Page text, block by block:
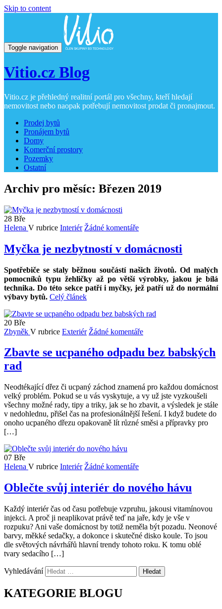
Skip to content
Toggle navigation
Vitio.cz Blog
Vitio.cz je přehledný realitní portál pro všechny, kteří hledají
nemovitost nebo naopak potřebují nemovitost prodat či pronajmout.
Prodej bytů
Pronájem bytů
Domy
Komerční prostory
Pozemky
Ostatní
Archiv pro měsíc: Březen 2019
28 Bře
Helena V rubrice Interiér Žádné komentáře
Myčka je nezbytností v domácnosti
Spotřebiče se staly běžnou součástí našich životů. Od malých
pomocníků typu žehličky až po větší výrobky, jakou je bílá
technika. Do této sekce patří i myčky, jež patří už do normální
výbavy bytů. Celý článek
20 Bře
Zbyněk V rubrice Exteriér Žádné komentáře
Zbavte se ucpaného odpadu bez babských
rad
Neodtékající dřez či ucpaný záchod znamená pro každou domácnost
velký problém. Pokud se u vás vyskytuje, a vy už jste vyzkoušeli
všechny možné rady, tipy a triky, jak se ho zbavit, a výsledek je stále
v nedohlednu, přišel čas na profesionálnější řešení. I když budete do
onoho ucpaného dřezu opakovaně lít různé směsi a přípravky pro
[…]
07 Bře
Helena V rubrice Interiér Žádné komentáře
Oblečte svůj interiér do nového hávu
Každý interiér čas od času potřebuje vzpruhu, jakousi vitamínovou
injekci. A proč ji neaplikovat právě teď na jaře, kdy je vše v
rozpuku? Ani vaše domácnost by totiž neměla být pozadu. Neonové
barvy, měkké sedačky, a dokonce i skutečné disko koule. To jsou
dle světových návrhářů hlavní trendy tohoto roku. K tomu oblé
tvary sedacího […]
Vyhledávání
KATEGORIE BLOGU